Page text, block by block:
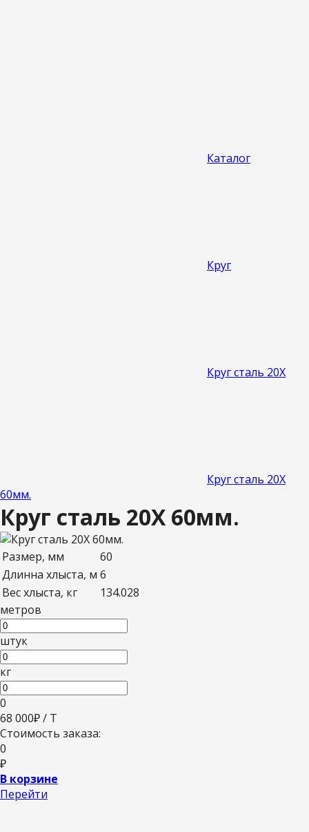
Каталог
Круг
Круг сталь 20Х
Круг сталь 20Х
60мм.
Круг сталь 20Х 60мм.
Размер, мм
60
Длинна хлыста, м 6
Вес хлыста, кг
134.028
метров
штук
кг
0
68 000₽ / Т
Стоимость заказа:
0
₽
В корзине
Перейти